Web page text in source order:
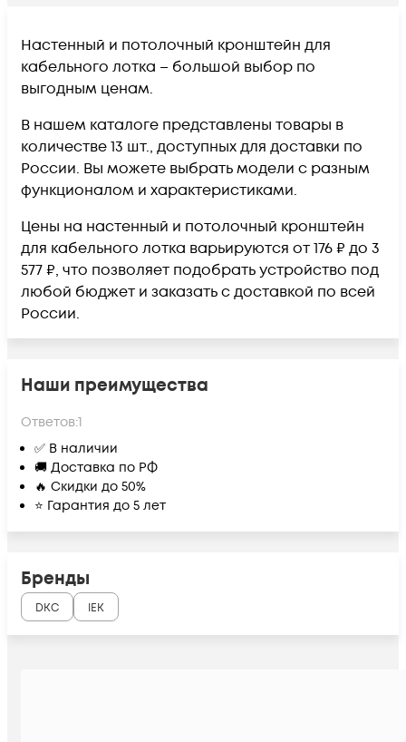
Настенный и потолочный кронштейн для
кабельного лотка – большой выбор по
выгодным ценам.
В нашем каталоге представлены товары в
количестве 13 шт., доступных для доставки по
России. Вы можете выбрать модели с разным
функционалом и характеристиками.
Цены на настенный и потолочный кронштейн
для кабельного лотка варьируются от 176 ₽ до 3
577 ₽, что позволяет подобрать устройство под
любой бюджет и заказать с доставкой по всей
России.
Наши преимущества
Ответов:1
✅ В наличии
🚚 Доставка по РФ
🔥 Скидки до 50%
⭐ Гарантия до 5 лет
Бренды
DKC IEK